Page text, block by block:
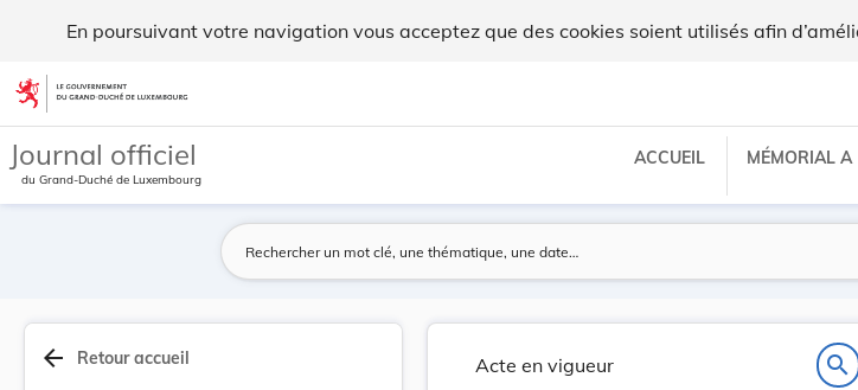
En poursuivant votre navigation vous acceptez que des cookies soient utilisés afin
Aller au contenu
Journal officiel
du Grand-Duché de Luxembourg
ACCUEIL MÉMORIAL A
arrow_back Retour accueil Acte en vigueur search